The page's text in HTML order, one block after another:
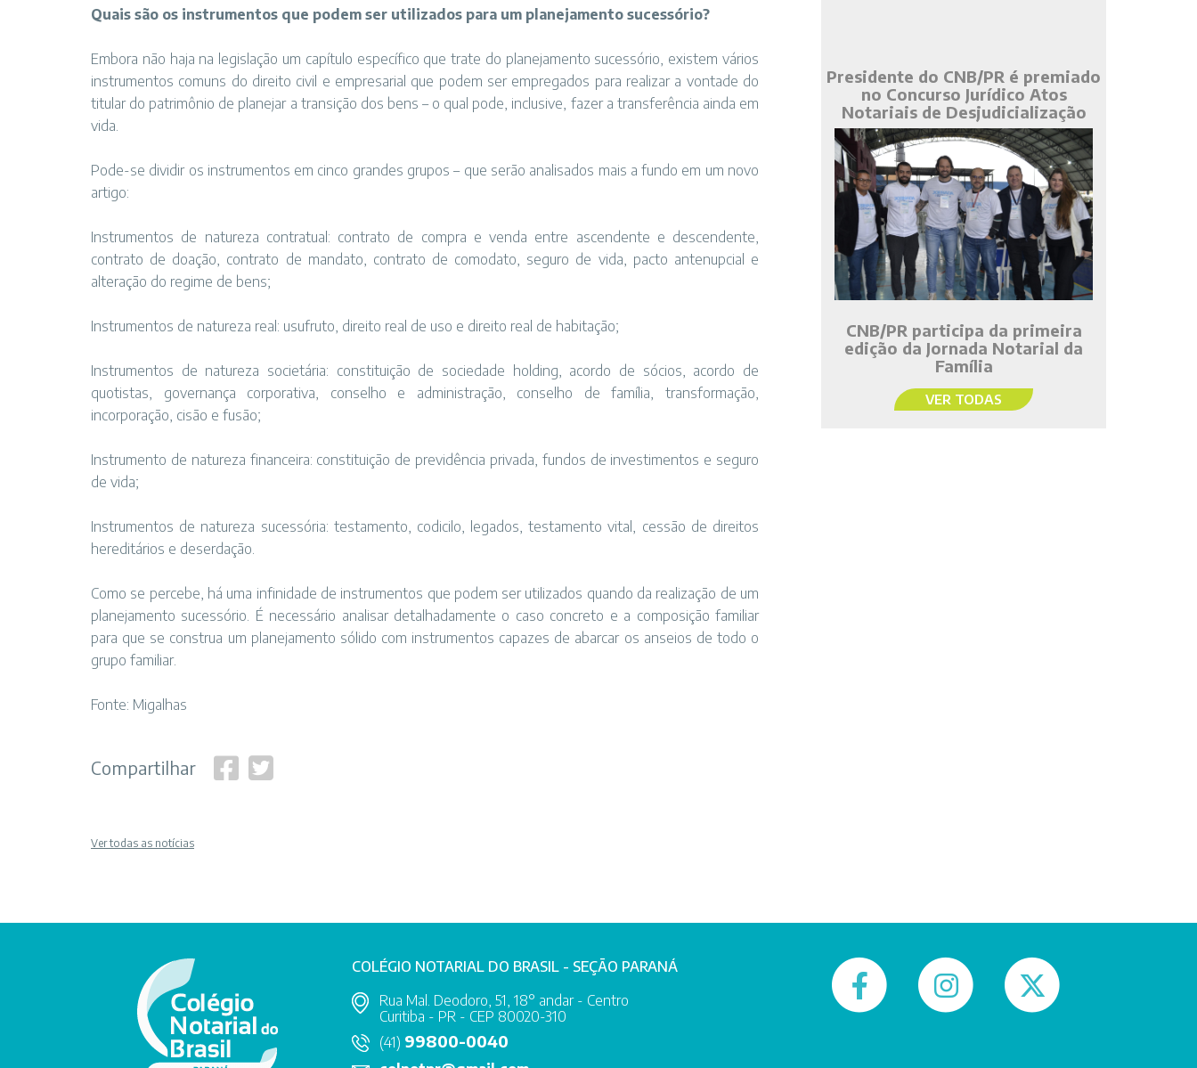
Quais são os instrumentos que podem ser utilizados para um planejamento sucessório?
Embora não haja na legislação um capítulo específico que trate do planejamento sucessório, existem vários
instrumentos comuns do direito civil e empresarial que podem ser empregados para realizar a vontade do
titular do patrimônio de planejar a transição dos bens – o qual pode, inclusive, fazer a transferência ainda em
vida.
Pode-se dividir os instrumentos em cinco grandes grupos – que serão analisados mais a fundo em um novo
artigo:
Instrumentos de natureza contratual: contrato de compra e venda entre ascendente e descendente,
contrato de doação, contrato de mandato, contrato de comodato, seguro de vida, pacto antenupcial e
alteração do regime de bens;
Instrumentos de natureza real: usufruto, direito real de uso e direito real de habitação;
Instrumentos de natureza societária: constituição de sociedade holding, acordo de sócios, acordo de
quotistas, governança corporativa, conselho e administração, conselho de família, transformação,
incorporação, cisão e fusão;
Instrumento de natureza financeira: constituição de previdência privada, fundos de investimentos e seguro
de vida;
Instrumentos de natureza sucessória: testamento, codicilo, legados, testamento vital, cessão de direitos
hereditários e deserdação.
Como se percebe, há uma infinidade de instrumentos que podem ser utilizados quando da realização de um
planejamento sucessório. É necessário analisar detalhadamente o caso concreto e a composição familiar
para que se construa um planejamento sólido com instrumentos capazes de abarcar os anseios de todo o
grupo familiar.
Fonte: Migalhas
Compartilhar
Ver todas as notícias
Presidente do CNB/PR é premiado
no Concurso Jurídico Atos
Notariais de Desjudicialização
CNB/PR participa da primeira
edição da Jornada Notarial da
Família
VER TODAS
COLÉGIO NOTARIAL DO BRASIL - SEÇÃO PARANÁ
Rua Mal. Deodoro, 51, 18° andar - Centro
Curitiba - PR - CEP 80020-310
(41) 99800-0040